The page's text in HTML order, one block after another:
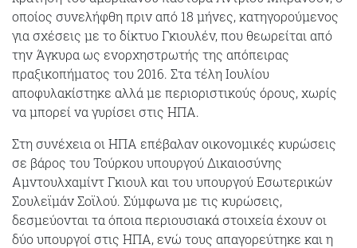
οποίος συνελήφθη πριν από 18 μήνες, κατηγορούμενος
για σχέσεις με το δίκτυο Γκιουλέν, που θεωρείται από
την Άγκυρα ως ενορχηστρωτής της απόπειρας
πραξικοπήματος του 2016. Στα τέλη Ιουλίου
αποφυλακίστηκε αλλά με περιοριστικούς όρους, χωρίς
να μπορεί να γυρίσει στις ΗΠΑ.
Στη συνέχεια οι ΗΠΑ επέβαλαν οικονομικές κυρώσεις
σε βάρος του Τούρκου υπουργού Δικαιοσύνης
Αμντουλχαμίντ Γκιουλ και του υπουργού Εσωτερικών
Σουλεϊμάν Σοϊλού. Σύμφωνα με τις κυρώσεις,
δεσμεύονται τα όποια περιουσιακά στοιχεία έχουν οι
δύο υπουργοί στις ΗΠΑ, ενώ τους απαγορεύτηκε και η